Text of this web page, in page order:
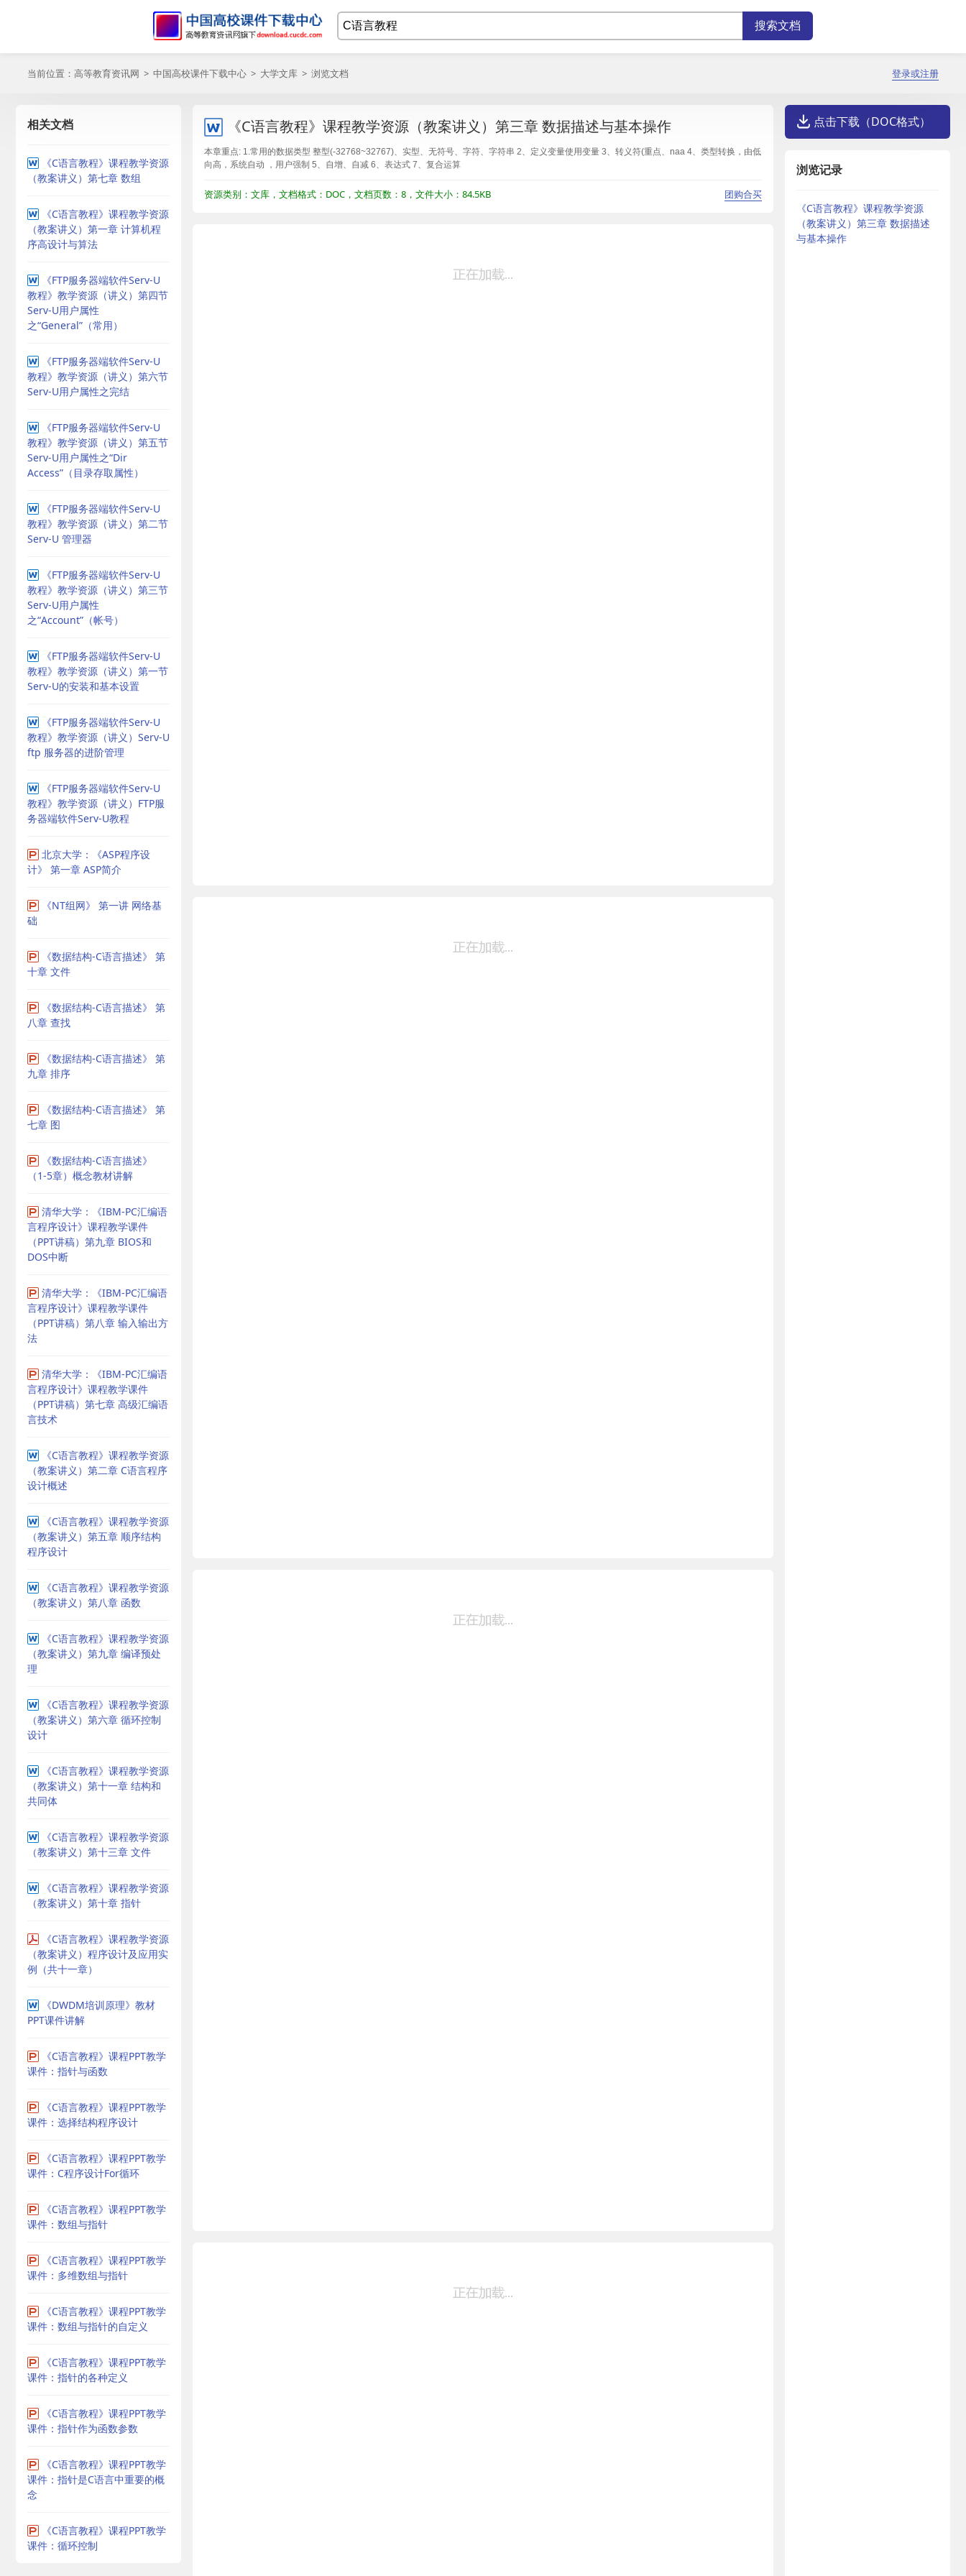
当前位置： 高等教育资讯网 > 中国高校课件下载中心 > 大学文库 > 浏览文档 登录或注册
相关文档
《C语言教程》课程教学资源
（教案讲义）第七章 数组
《C语言教程》课程教学资源
（教案讲义）第一章 计算机程
序高设计与算法
《FTP服务器端软件Serv-U
教程》教学资源（讲义）第四节
Serv-U用户属性
之“General”（常用）
《FTP服务器端软件Serv-U
教程》教学资源（讲义）第六节
Serv-U用户属性之完结
《FTP服务器端软件Serv-U
教程》教学资源（讲义）第五节
Serv-U用户属性之“Dir
Access”（目录存取属性）
《FTP服务器端软件Serv-U
教程》教学资源（讲义）第二节
Serv-U 管理器
《FTP服务器端软件Serv-U
教程》教学资源（讲义）第三节
Serv-U用户属性
之“Account”（帐号）
《FTP服务器端软件Serv-U
教程》教学资源（讲义）第一节
Serv-U的安装和基本设置
《FTP服务器端软件Serv-U
教程》教学资源（讲义）Serv-U
ftp 服务器的进阶管理
《FTP服务器端软件Serv-U
教程》教学资源（讲义）FTP服
务器端软件Serv-U教程
北京大学：《ASP程序设
计》 第一章 ASP简介
《NT组网》 第一讲 网络基
础
《数据结构-C语言描述》 第
十章 文件
《数据结构-C语言描述》 第
八章 查找
《数据结构-C语言描述》 第
九章 排序
《数据结构-C语言描述》 第
七章 图
《数据结构-C语言描述》
（1-5章）概念教材讲解
清华大学：《IBM-PC汇编语
言程序设计》课程教学课件
（PPT讲稿）第九章 BIOS和
DOS中断
清华大学：《IBM-PC汇编语
言程序设计》课程教学课件
（PPT讲稿）第八章 输入输出方
法
清华大学：《IBM-PC汇编语
言程序设计》课程教学课件
（PPT讲稿）第七章 高级汇编语
言技术
《C语言教程》课程教学资源
（教案讲义）第二章 C语言程序
设计概述
《C语言教程》课程教学资源
（教案讲义）第五章 顺序结构
程序设计
《C语言教程》课程教学资源
（教案讲义）第八章 函数
《C语言教程》课程教学资源
（教案讲义）第九章 编译预处
理
《C语言教程》课程教学资源
（教案讲义）第六章 循环控制
设计
《C语言教程》课程教学资源
（教案讲义）第十一章 结构和
共同体
《C语言教程》课程教学资源
（教案讲义）第十三章 文件
《C语言教程》课程教学资源
（教案讲义）第十章 指针
《C语言教程》课程教学资源
（教案讲义）程序设计及应用实
例（共十一章）
《DWDM培训原理》教材
PPT课件讲解
《C语言教程》课程PPT教学
课件：指针与函数
《C语言教程》课程PPT教学
课件：选择结构程序设计
《C语言教程》课程PPT教学
课件：C程序设计For循环
《C语言教程》课程PPT教学
课件：数组与指针
《C语言教程》课程PPT教学
课件：多维数组与指针
《C语言教程》课程PPT教学
课件：数组与指针的自定义
《C语言教程》课程PPT教学
课件：指针的各种定义
《C语言教程》课程PPT教学
课件：指针作为函数参数
《C语言教程》课程PPT教学
课件：指针是C语言中重要的概
念
《C语言教程》课程PPT教学
课件：循环控制
《C语言教程》课程教学资源（教案讲义）第三章 数据描述与基本操作
本章重点: 1.常用的数据类型 整型(-32768~32767)、实型、无符号、字符、字符串 2、定义变量使用变量 3、转义符(重点、naa 4、类型转换，由低
向高，系统自动 ，用户强制 5、自增、自减 6、表达式 7、复合运算
团购合买
资源类别：文库，文档格式：DOC，文档页数：8，文件大小：84.5KB
点击下载（DOC格式）
浏览记录
《C语言教程》课程教学资源
（教案讲义）第三章 数据描述
与基本操作